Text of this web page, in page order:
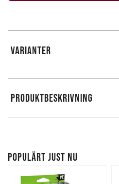
VARIANTER
PRODUKTBESKRIVNING
POPULÄRT JUST NU